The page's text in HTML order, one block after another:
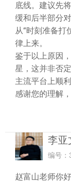
底线。建议先
缓和后半部分
从“时刻准备打
律上来。
鉴于以上原因
星，这并非否
主流平台上顺
感谢您的理解
李亚
编号：
赵富山老师你好